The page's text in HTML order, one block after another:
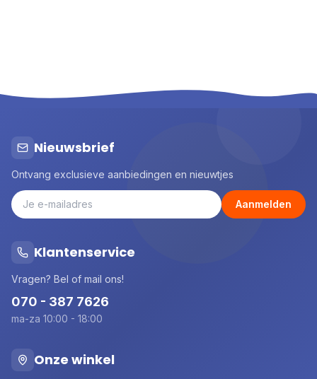
Nieuwsbrief
Ontvang exclusieve aanbiedingen en nieuwtjes
Aanmelden
Klantenservice
Vragen? Bel of mail ons!
070 - 387 7626
ma-za 10:00 - 18:00
Onze winkel